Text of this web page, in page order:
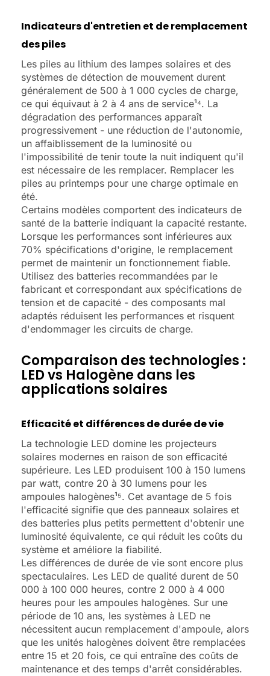
Indicateurs d'entretien et de remplacement
des piles
Les piles au lithium des lampes solaires et des
systèmes de détection de mouvement durent
généralement de 500 à 1 000 cycles de charge,
ce qui équivaut à 2 à 4 ans de service¹⁴. La
dégradation des performances apparaît
progressivement - une réduction de l'autonomie,
un affaiblissement de la luminosité ou
l'impossibilité de tenir toute la nuit indiquent qu'il
est nécessaire de les remplacer. Remplacer les
piles au printemps pour une charge optimale en
été.
Certains modèles comportent des indicateurs de
santé de la batterie indiquant la capacité restante.
Lorsque les performances sont inférieures aux
70% spécifications d'origine, le remplacement
permet de maintenir un fonctionnement fiable.
Utilisez des batteries recommandées par le
fabricant et correspondant aux spécifications de
tension et de capacité - des composants mal
adaptés réduisent les performances et risquent
d'endommager les circuits de charge.
Comparaison des technologies :
LED vs Halogène dans les
applications solaires
Efficacité et différences de durée de vie
La technologie LED domine les projecteurs
solaires modernes en raison de son efficacité
supérieure. Les LED produisent 100 à 150 lumens
par watt, contre 20 à 30 lumens pour les
ampoules halogènes¹⁵. Cet avantage de 5 fois
l'efficacité signifie que des panneaux solaires et
des batteries plus petits permettent d'obtenir une
luminosité équivalente, ce qui réduit les coûts du
système et améliore la fiabilité.
Les différences de durée de vie sont encore plus
spectaculaires. Les LED de qualité durent de 50
000 à 100 000 heures, contre 2 000 à 4 000
heures pour les ampoules halogènes. Sur une
période de 10 ans, les systèmes à LED ne
nécessitent aucun remplacement d'ampoule, alors
que les unités halogènes doivent être remplacées
entre 15 et 20 fois, ce qui entraîne des coûts de
maintenance et des temps d'arrêt considérables.